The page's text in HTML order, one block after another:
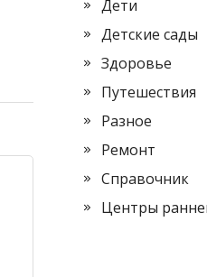
Дети
Детские сады
Здоровье
Путешествия
Разное
Ремонт
Справочник
Центры